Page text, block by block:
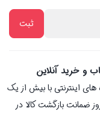
و خرید آنلاین
اینترنتی با بیش از یک
تجربه، با پایبندی به اصل مشتری مداری ، 3 روز ضمانت بازگشت کالا در